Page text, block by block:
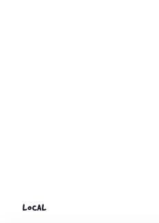
LOCAL